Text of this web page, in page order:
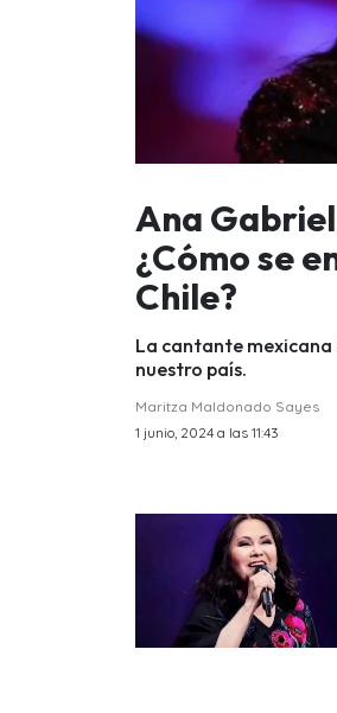
Ana
¿Cómo se
Chile?
La cantante
nuestro país.
Maritza Maldonado Sayes
1 junio, 2024 a las 11:43